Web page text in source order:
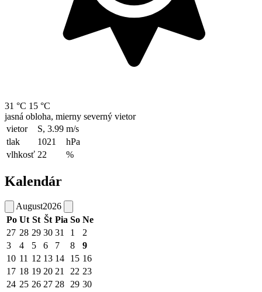
31 °C 15 °C
jasná obloha, mierny severný vietor
vietor
S, 3.99 m/s
tlak
1021
hPa
vlhkosť 22 %
Kalendár
August2026
Po Ut St Št Pia So Ne
27 28 29 30 31 1
2
3
4 5 6 7 8
9
10 11 12 13 14 15 16
17 18 19 20 21 22 23
24 25 26 27 28 29 30